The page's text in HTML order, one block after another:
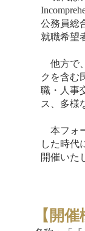
公務員総
就職希望
他方で
クを含む
職・人事
ス、多様
本フォ
した時代
開催いた
【開催